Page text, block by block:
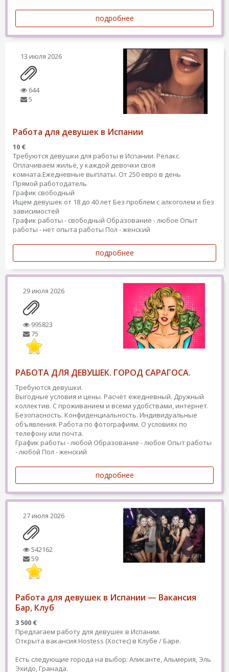
подробнее
13 июля 2026
644
5
Работа для девушек в Испании
10 €
Требуются девушки для работы в Испании. Релакс.
Оплачиваем жильё, у каждой девочки своя
комната.Ежедневные выплаты. От 250 евро в день
Прямой работодатель
График свободный
Ищем девушек от 18 до 40 лет Без проблем с алкоголем и без
зависимостей
График работы - свободный Образование - любое Опыт
работы - нет опыта работы Пол - женский
подробнее
29 июля 2026
995823
75
РАБОТА ДЛЯ ДЕВУШЕК. ГОРОД САРАГОСА.
Требуются девушки.
Выгодные условия и цены. Расчёт ежедневный. Дружный
коллектив. С проживанием и всеми удобствами, интернет.
Безопасность. Конфиденциальность. Индивидуальные
объявления. Работа по фотографиям. О условиях по
телефону или почта.
График работы - любой Образование - любое Опыт работы
- любой Пол - женский
подробнее
27 июля 2026
542162
59
Работа для девушек в Испании — Вакансия
Бар, Клуб
3 500 €
Предлагаем работу для девушек в Испании.
Открыта вакансия Hostess (Хостес) в Клубе / Баре.
Есть следующие города на выбор: Аликанте, Альмерия, Эль
Эхидо, Гранада.